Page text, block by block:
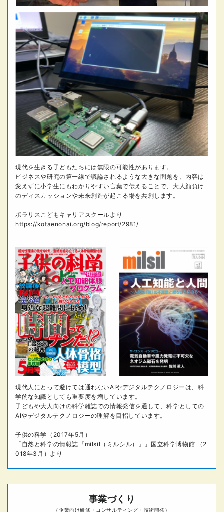
現代を生きる子どもたちには無限の可能性があります。
ビジネスや研究の第一線で議論されるような大きな問題を、内容は
変えずに小学生にもわかりやすい言葉で伝えることで、大人顔負け
のディスカッションや未来創造が起こる場を共創します。
ポラリスこどもキャリアスクールより
https://kotaenonai.org/blog/report/2981/
現代人にとって避けては通れないAIやデジタルテクノロジーは、科
学的な知識としても重要度を増しています。
子どもや大人向けの科学雑誌での情報発信を通して、科学としての
AIやデジタルテクノロジーの理解を目指しています。
子供の科学（2017年5月）
「自然と科学の情報誌『milsil（ミルシル）』」国立科学博物館 （2
018年3月）より
事業づくり
（企業向け研修・コンサルティング・技術開発）